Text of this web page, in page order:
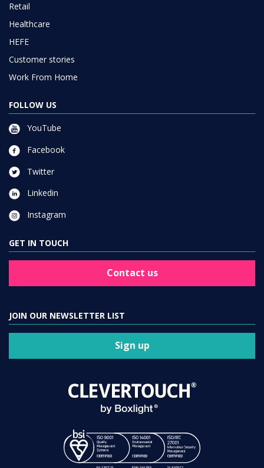
Retail
Healthcare
HEFE
Customer stories
Work From Home
FOLLOW US
YouTube
Facebook
Twitter
Linkedin
Instagram
GET IN TOUCH
Contact us
JOIN OUR NEWSLETTER LIST
Sign up